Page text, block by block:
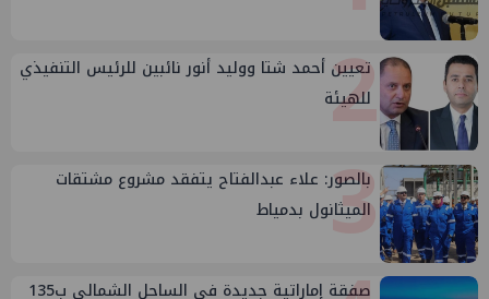
2
تعيين أحمد شتا ووليد أنور نائبين للرئيس التنفيذي
للهيئة
3
بالصور: علاء عبدالفتاح يتفقد مشروع مشتقات
الميثانول بدمياط
صفقة إماراتية جديدة في الساحل الشمالي ب135